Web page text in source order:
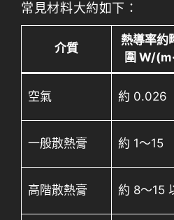
常見材料大約如下：
介質
熱導率約
圍 W/
空氣 約 0.026
一般散熱膏 約 1～15
高階散熱膏 約 8～15